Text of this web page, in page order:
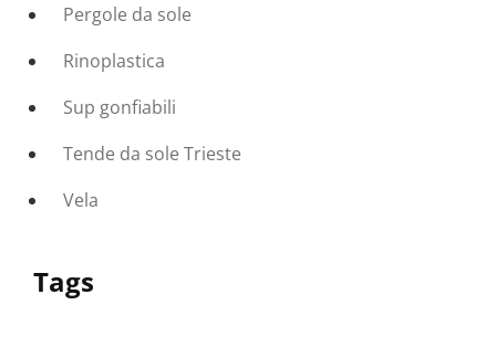
Pergole da sole
Rinoplastica
Sup gonfiabili
Tende da sole Trieste
Vela
Tags